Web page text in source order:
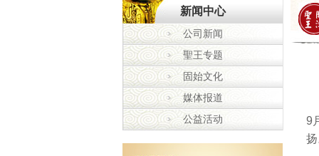
新闻中心
公司新闻
聖王专题
固始文化
媒体报道
公益活动
9